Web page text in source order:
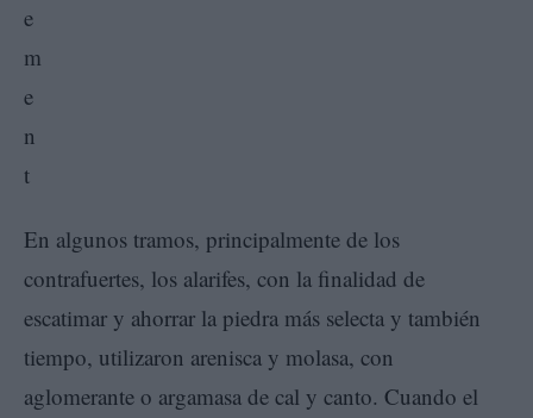
En algunos tramos, principalmente de los
contrafuertes, los alarifes, con la finalidad de
escatimar y ahorrar la piedra más selecta y también
tiempo, utilizaron arenisca y molasa, con
aglomerante o argamasa de cal y canto. Cuando el